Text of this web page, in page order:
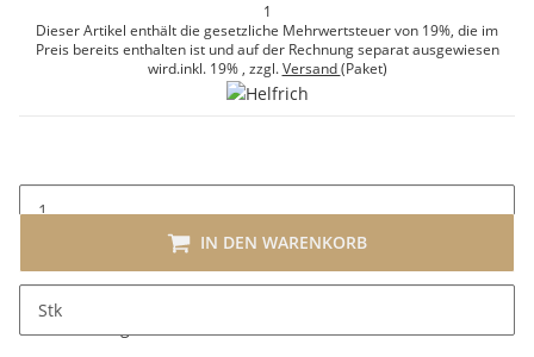
1
Dieser Artikel enthält die gesetzliche Mehrwertsteuer von 19%, die im
Preis bereits enthalten ist und auf der Rechnung separat ausgewiesen
wird.inkl. 19%, zzgl.Versand(Paket)
Stk
IN DEN WARENKORB